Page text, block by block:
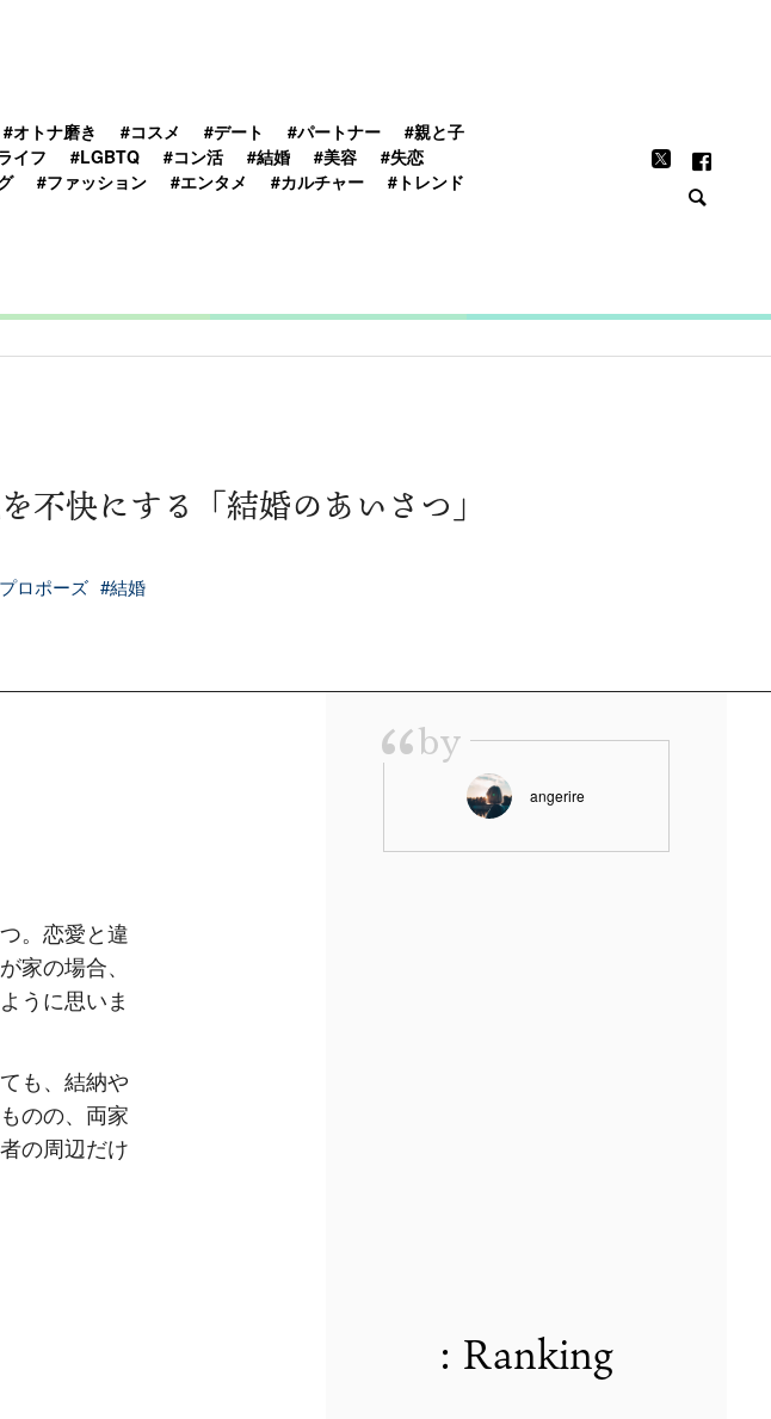
#オトナ磨き #コスメ #デート #パートナー
#親と子
イフ #LGBTQ #コン活 #結婚 #美容
#失恋
#ファッション #エンタメ #カルチャー #トレンド
不快にする「結婚のあいさつ」
ロポーズ #結婚
。恋愛と違
家の場合、
うに思いま
も、結納や
のの、両家
の周辺だけ
“by
angerire
: Ranking